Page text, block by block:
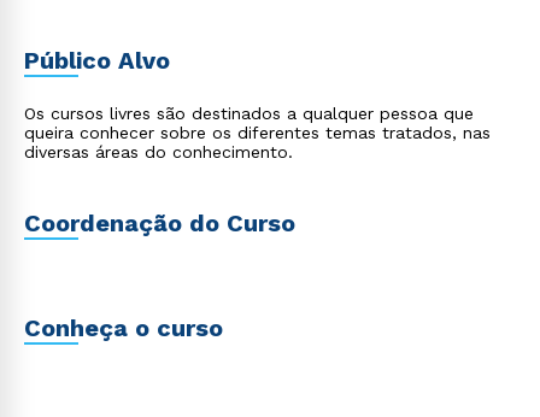
Público Alvo
Os cursos livres são destinados a qualquer pessoa que
queira conhecer sobre os diferentes temas tratados, nas
diversas áreas do conhecimento.
Coordenação do Curso
Conheça o curso